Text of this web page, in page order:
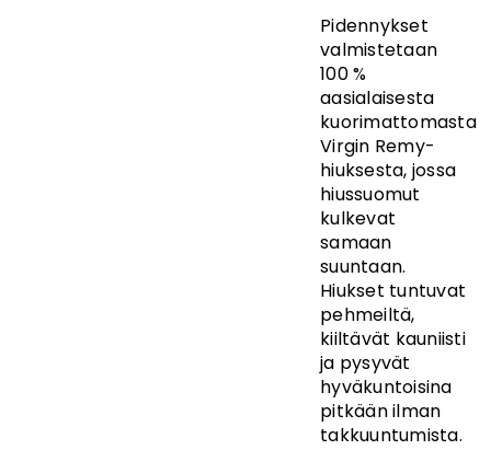
Pidennykset
valmistetaan
100 %
aasialaisesta
kuorimattomasta
Virgin Remy-
hiuksesta, jossa
hiussuomut
kulkevat
samaan
suuntaan.
Hiukset tuntuvat
pehmeiltä,
kiiltävät kauniisti
ja pysyvät
hyväkuntoisina
pitkään ilman
takkuuntumista.